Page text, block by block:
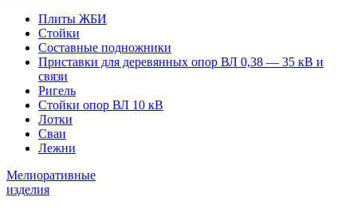
Плиты ЖБИ
Стойки
Составные подножники
Приставки для деревянных опор ВЛ 0,38 — 35 кВ и
связи
Ригель
Стойки опор ВЛ 10 кВ
Лотки
Сваи
Лежни
Мелиоративные
изделия